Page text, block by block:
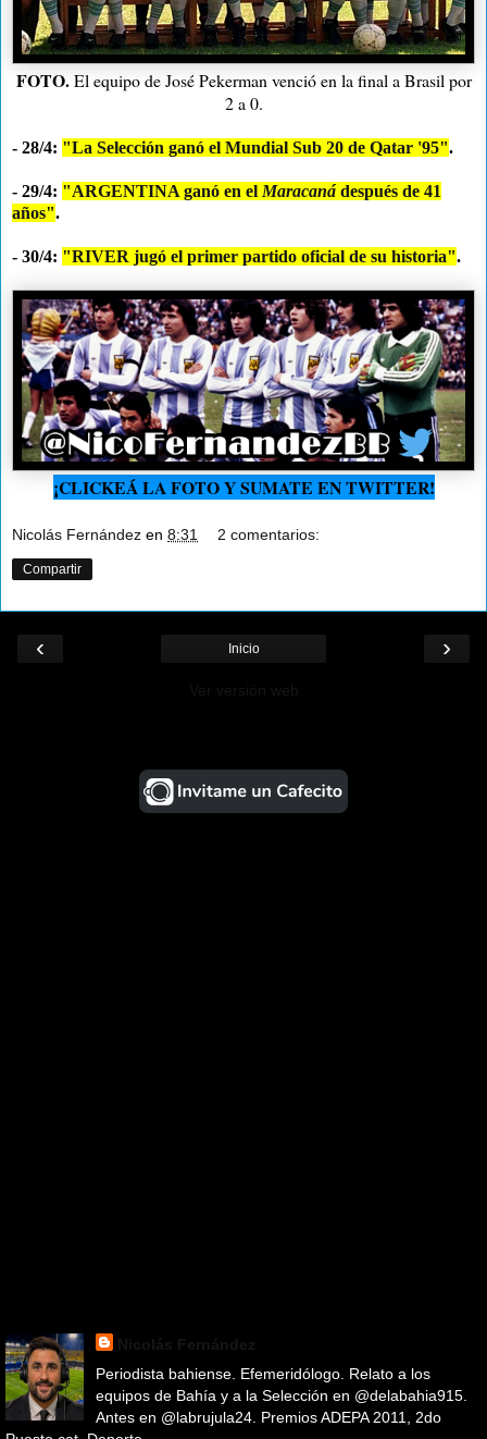
FOTO.El equipo de José Pekerman venció en la final a Brasil por
2 a 0.
- 28/4: "La Selección ganó el Mundial Sub 20 de Qatar '95".
- 29/4: "ARGENTINA ganó en el Maracaná después de 41
años".
- 30/4: "RIVER jugó el primer partido oficial de su historia".
¡CLICKEÁ LA FOTO Y SUMATE EN TWITTER!
Nicolás Fernández en 8:31 2 comentarios:
Compartir
‹ ›
Inicio
Periodista bahiense. Efemeridólogo. Relato a los
equipos de Bahía y a la Selección en @delabahia915.
Antes en @labrujula24. Premios ADEPA 2011, 2do